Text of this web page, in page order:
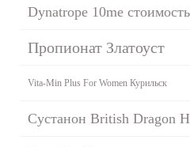
Dynatrope 10me
Пропионат Златоуст
Vita-Min Plus For Women Курильск
Сустанон British Dragon